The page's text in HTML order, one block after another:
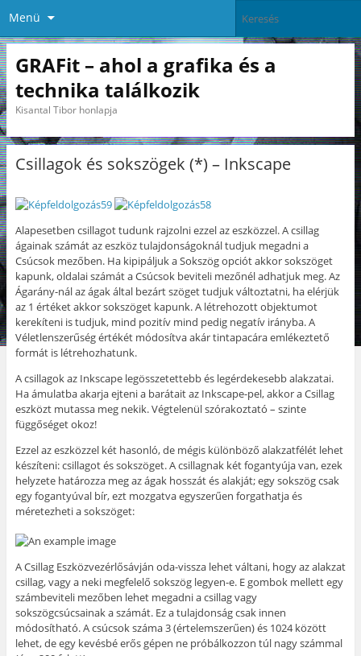
Menü
GRAFit – ahol a grafika és a
technika találkozik
Kisantal Tibor honlapja
Csillagok és sokszögek (*) – Inkscape
Alapesetben csillagot tudunk rajzolni ezzel az eszközzel. A csillag
ágainak számát az eszköz tulajdonságoknál tudjuk megadni a
Csúcsok mezőben. Ha kipipáljuk a Sokszög opciót akkor sokszöget
kapunk, oldalai számát a Csúcsok beviteli mezőnél adhatjuk meg. Az
Ágarány-nál az ágak által bezárt szöget tudjuk változtatni, ha elérjük
az 1 értéket akkor sokszöget kapunk. A létrehozott objektumot
kerekíteni is tudjuk, mind pozitív mind pedig negatív irányba. A
Véletlenszerűség értékét módosítva akár tintapacára emlékeztető
formát is létrehozhatunk.
A csillagok az Inkscape legösszetettebb és legérdekesebb alakzatai.
Ha ámulatba akarja ejteni a barátait az Inkscape-pel, akkor a Csillag
eszközt mutassa meg nekik. Végtelenül szórakoztató – szinte
függőséget okoz!
Ezzel az eszközzel két hasonló, de mégis különböző alakzatfélét lehet
készíteni: csillagot és sokszöget. A csillagnak két fogantyúja van, ezek
helyzete határozza meg az ágak hosszát és alakját; egy sokszög csak
egy fogantyúval bír, ezt mozgatva egyszerűen forgathatja és
méretezheti a sokszöget:
A Csillag Eszközvezérlősávján oda-vissza lehet váltani, hogy az alakzat
csillag, vagy a neki megfelelő sokszög legyen-e. E gombok mellett egy
számbeviteli mezőben lehet megadni a csillag vagy
sokszögcsúcsainak a számát. Ez a tulajdonság csak innen
módosítható. A csúcsok száma 3 (értelemszerűen) és 1024 között
lehet, de egy kevésbé erős gépen ne próbálkozzon túl nagy számmal